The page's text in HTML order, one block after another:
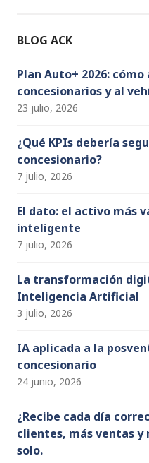
o
BLOG ACK
Plan Auto+ 2026:
concesionarios y al
23 julio, 2026
¿Qué KPIs debería
concesionario?
7 julio, 2026
El dato: el activo más
inteligente
7 julio, 2026
La transformación
Inteligencia Artificial
3 julio, 2026
IA aplicada a la
concesionario
24 junio, 2026
¿Recibe cada día
clientes, más ventas y
solo.